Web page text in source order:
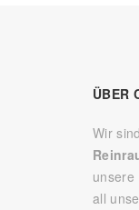
ÜBER
Wir
unsere
all